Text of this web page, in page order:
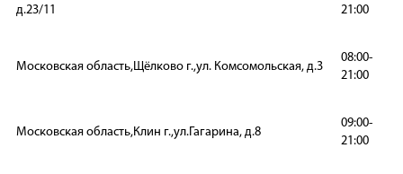
д.23/11
21:00
Московская область,Щёлково г.,ул. Комсомольская, д.3
08:00-
21:00
Московская область,Клин г.,ул.Гагарина, д.8
09:00-
21:00